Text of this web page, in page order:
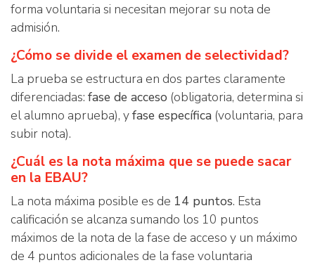
forma voluntaria si necesitan mejorar su nota de
admisión.
¿Cómo se divide el examen de selectividad?
La prueba se estructura en dos partes claramente
diferenciadas: fase de acceso (obligatoria, determina si
el alumno aprueba), yfase específica (voluntaria, para
subir nota).
¿Cuál es la nota máxima que se puede sacar
en la EBAU?
La nota máxima posible es de 14 puntos. Esta
calificación se alcanza sumando los 10 puntos
máximos de la nota de la fase de acceso y un máximo
de 4 puntos adicionales de la fase voluntaria